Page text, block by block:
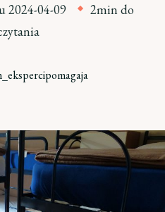
2024-04-09
2min do